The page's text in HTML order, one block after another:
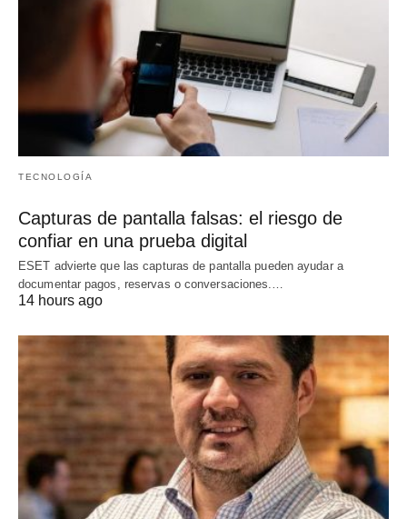
TECNOLOGÍA
Capturas de pantalla falsas: el riesgo de
confiar en una prueba digital
ESET advierte que las capturas de pantalla pueden ayudar a
documentar pagos, reservas o conversaciones.…
14 hours ago